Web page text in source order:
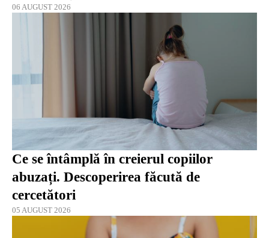
06 AUGUST 2026
Ce se întâmplă în creierul copiilor
abuzați. Descoperirea făcută de
cercetători
05 AUGUST 2026